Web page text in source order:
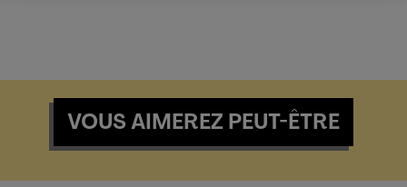
VOUS AIMEREZ PEUT-ÊTRE